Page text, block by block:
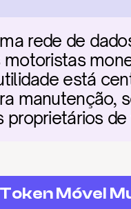
rede de
está
manutenção,
proprietários de
Token Móvel